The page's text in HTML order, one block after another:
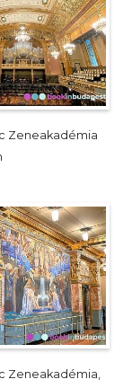
Zeneakadémia
Zeneakadémia,